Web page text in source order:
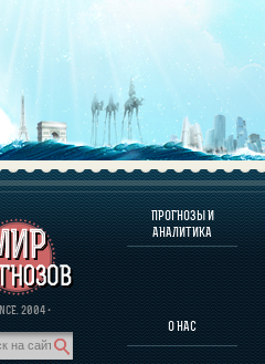
2004 ·
ПРОГНОЗЫ И
АНАЛИТИКА
О НАС
ЧЕЛОВЕКА
ЛИЧНОСТЕЙ
И АНАЛИТИКА